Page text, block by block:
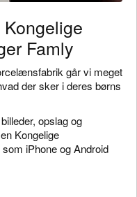
Famly
går vi meget
der sker i deres børns
opslag og
Kongelige
iPhone og Android